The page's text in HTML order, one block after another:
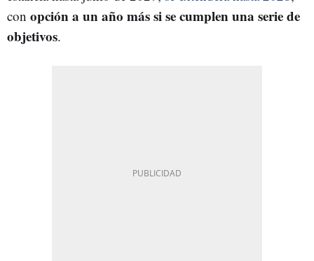
con opción a un año más si se cumplen una serie de
objetivos.